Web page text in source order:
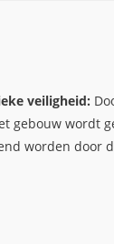
veiligheid:
gebouw wordt
worden door